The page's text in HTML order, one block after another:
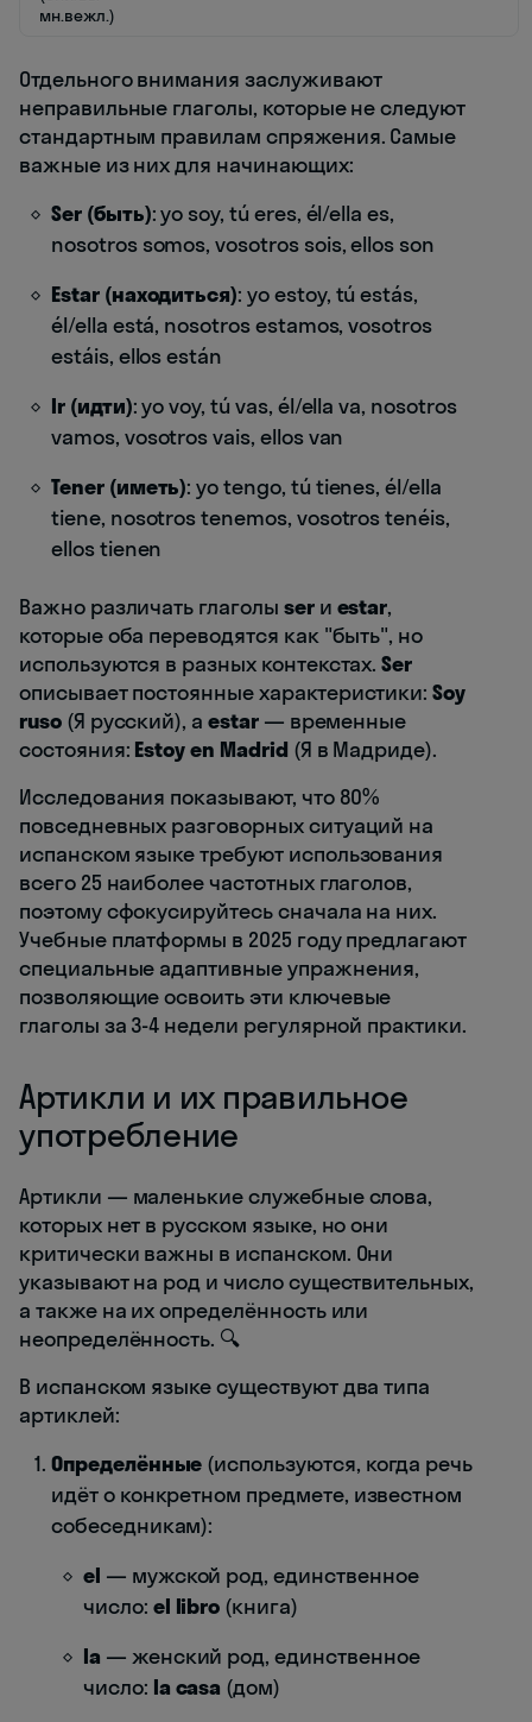
мн.вежл.)
Отдельного внимания заслуживают
неправильные глаголы, которые не следуют
стандартным правилам спряжения. Самые
важные из них для начинающих:
Ser (быть): yo soy, tú eres, él/ella es,
nosotros somos, vosotros sois, ellos son
Estar (находиться): yo estoy, tú estás,
él/ella está, nosotros estamos, vosotros
estáis, ellos están
Ir (идти): yo voy, tú vas, él/ella va, nosotros
vamos, vosotros vais, ellos van
Tener (иметь): yo tengo, tú tienes, él/ella
tiene, nosotros tenemos, vosotros tenéis,
ellos tienen
Важно различать глаголы serи estar,
которые оба переводятся как "быть", но
используются в разных контекстах.Ser
описывает постоянные характеристики:Soy
ruso(Я русский), аestar— временные
состояния: Estoy en Madrid (Я в Мадриде).
Исследования показывают, что 80%
повседневных разговорных ситуаций на
испанском языке требуют использования
всего 25 наиболее частотных глаголов,
поэтому сфокусируйтесь сначала на них.
Учебные платформы в 2025 году предлагают
специальные адаптивные упражнения,
позволяющие освоить эти ключевые
глаголы за 3-4 недели регулярной практики.
Артикли и их правильное
употребление
Артикли — маленькие служебные слова,
которых нет в русском языке, но они
критически важны в испанском. Они
указывают на род и число существительных,
а также на их определённость или
неопределённость. 🔍
В испанском языке существуют два типа
артиклей:
Определённые (используются, когда речь
идёт о конкретном предмете, известном
собеседникам):
el — мужской род, единственное
число: el libro (книга)
la — женский род, единственное
число: la casa (дом)